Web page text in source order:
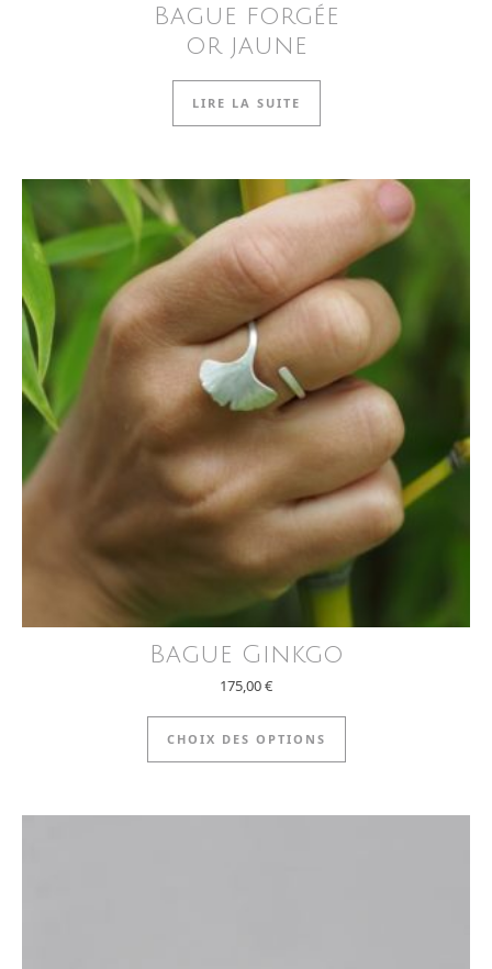
Bague forgée
or jaune
LIRE LA SUITE
Bague Ginkgo
175,00€
CHOIX DES OPTIONS
Ce produit a